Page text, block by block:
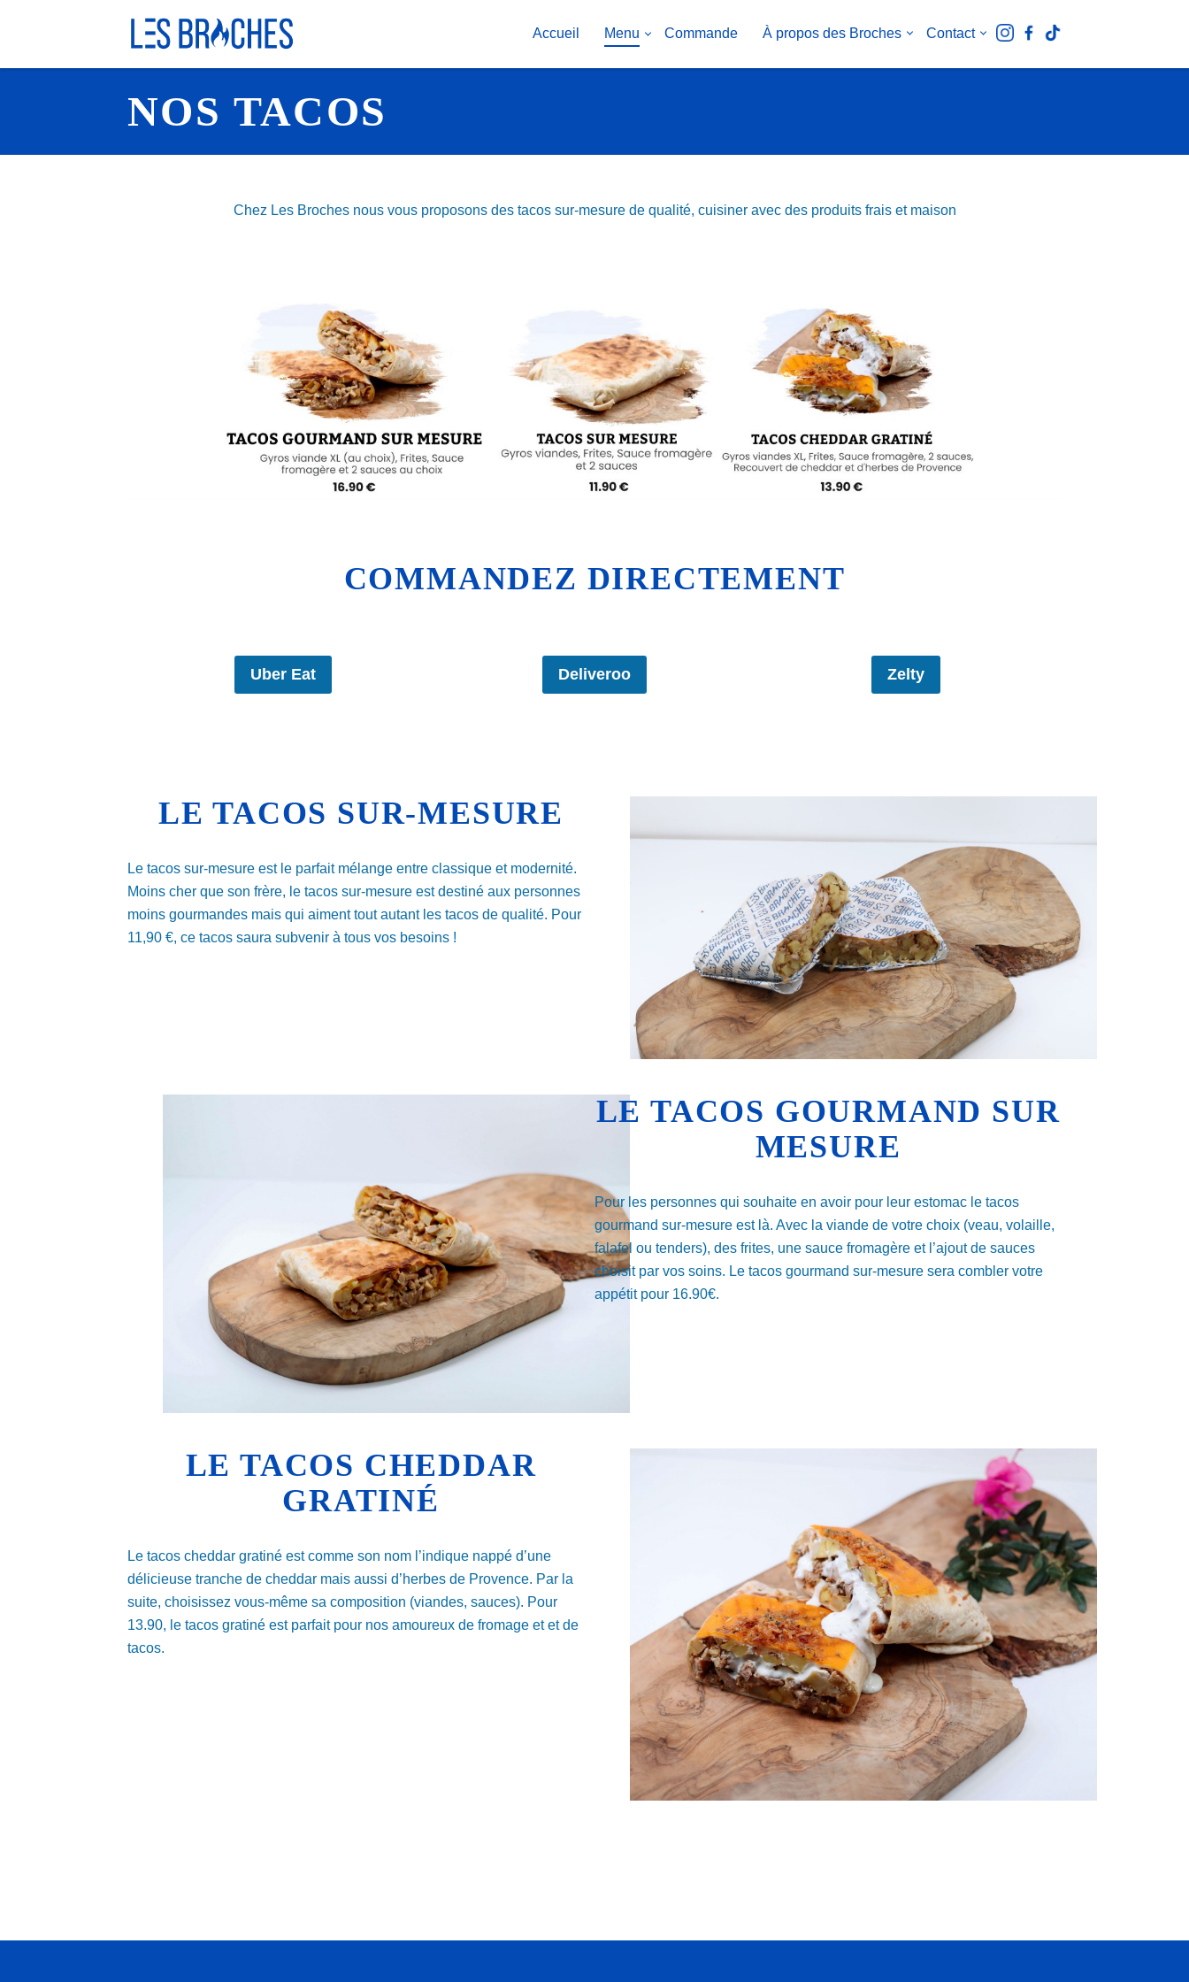
NAVIGATION
Accueil Menu Commande À propos des Broches Contact
NOS TACOS
Chez Les Broches nous vous proposons des tacos sur-mesure de qualité, cuisiner avec des produits frais et maison
COMMANDEZ DIRECTEMENT
Uber Eat Deliveroo Zelty
LE TACOS SUR-MESURE
Le tacos sur-mesure est le parfait mélange entre classique et modernité.
Moins cher que son frère, le tacos sur-mesure est destiné aux personnes
moins gourmandes mais qui aiment tout autant les tacos de qualité. Pour
11,90 €, ce tacos saura subvenir à tous vos besoins !
LE TACOS GOURMAND SUR
MESURE
Pour les personnes qui souhaite en avoir pour leur estomac le tacos
gourmand sur-mesure est là. Avec la viande de votre choix (veau, volaille,
falafel ou tenders), des frites, une sauce fromagère et l’ajout de sauces
choisit par vos soins. Le tacos gourmand sur-mesure sera combler votre
appétit pour 16.90€.
LE TACOS CHEDDAR
GRATINÉ
Le tacos cheddar gratiné est comme son nom l’indique nappé d’une
délicieuse tranche de cheddar mais aussi d’herbes de Provence. Par la
suite, choisissez vous-même sa composition (viandes, sauces). Pour
13.90, le tacos gratiné est parfait pour nos amoureux de fromage et et de
tacos.